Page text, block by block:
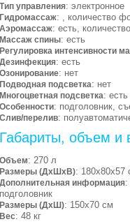
Тип управления: электронное
Гидромассаж: , количество
Аэромассаж: есть,
Массаж спины: есть
Регулировка интенсивности
Дезинфекция: есть
Озонирование: нет
Подводная подсветка: нет
Многоцветная подсветка: есть
Особенности: подголовник,
Слив/перелив:
Габариты, объем и
Объем: 270 л
Размеры (ДхШхВ): 180х80х57
Дополнительная информация:
подголовник
Размеры (ДхШ): 150х70 см
Вес: 48 кг